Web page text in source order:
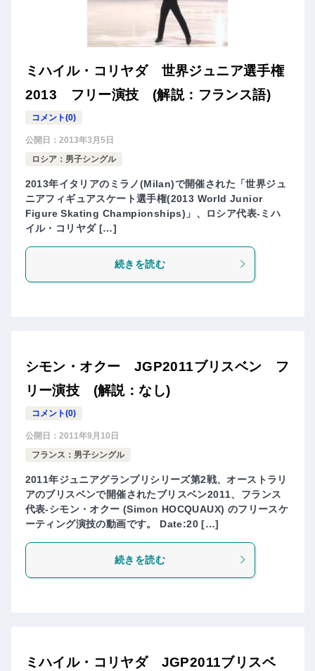
ミハイル・コリヤダ 世界ジュニア選手権
2013 フリー演技 (解説：フランス語)
コメント(0)
公開日： 2013年3月5日
ロシア：男子シングル
2013年イタリアのミラノ(Milan)で開催された「世界ジュ
ニアフィギュアスケート選手権(2013 World Junior
Figure Skating Championships)」、ロシア代表-ミハ
イル・コリヤダ […]
続きを読む
シモン・オクー JGP2011ブリスベン フ
リー演技 (解説：なし)
コメント(0)
公開日： 2011年9月10日
フランス：男子シングル
2011年ジュニアグランプリシリーズ第2戦、オーストラリ
アのブリスベンで開催されたブリスベン2011、フランス
代表-シモン・オクー (Simon HOCQUAUX) のフリースケ
ーティング演技の動画です。 Date:20 […]
続きを読む
ミハイル・コリヤダ JGP2011ブリスベ